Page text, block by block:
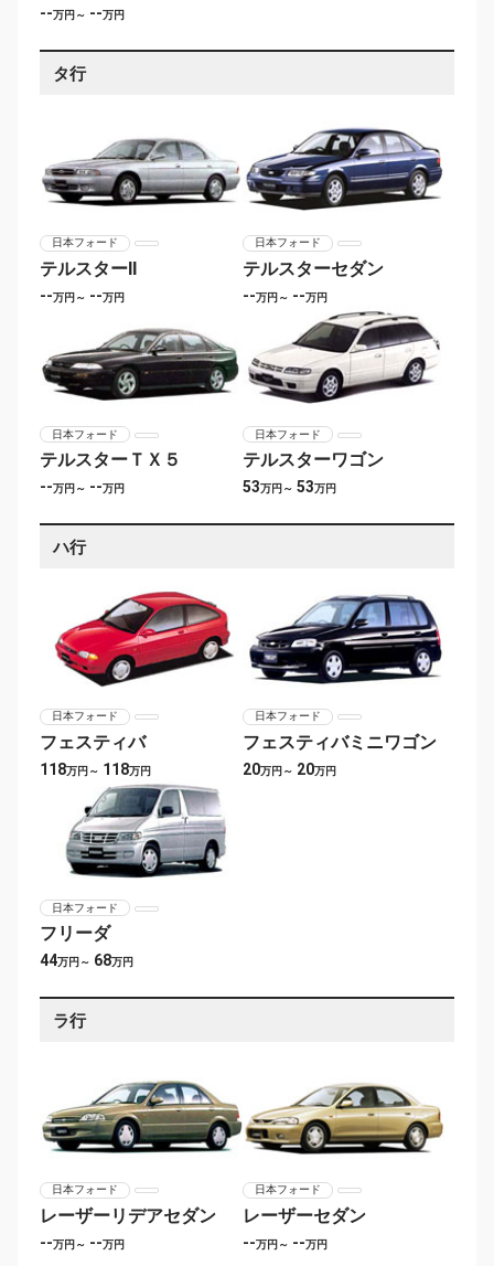
--万円～ --万円
タ行
日本フォード
テルスターII
--万円～ --万円
日本フォード
テルスターセダン
--万円～ --万円
日本フォード
テルスターＴＸ５
--万円～ --万円
日本フォード
テルスターワゴン
53万円～ 53万円
ハ行
日本フォード
フェスティバ
118万円～ 118万円
日本フォード
フェスティバミニワゴン
20万円～ 20万円
日本フォード
フリーダ
44万円～ 68万円
ラ行
日本フォード
レーザーリデアセダン
--万円～ --万円
日本フォード
レーザーセダン
--万円～ --万円